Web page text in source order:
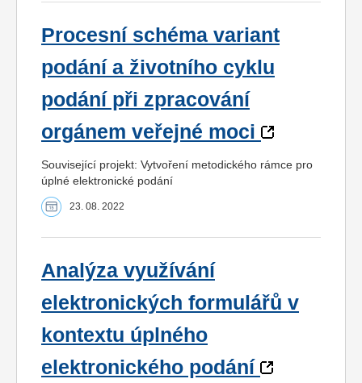
Procesní schéma variant
podání a životního cyklu
podání při zpracování
orgánem veřejné moci
Související projekt: Vytvoření metodického rámce pro
úplné elektronické podání
23. 08. 2022
Analýza využívání
elektronických formulářů v
kontextu úplného
elektronického podání